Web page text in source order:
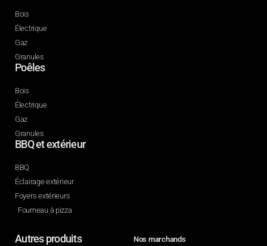
Bois
Électrique
Gaz
Granules
Poêles
Bois
Électrique
Gaz
Granules
BBQ et extérieur
BBQ
Éclairage extérieur
Foyers extérieurs
Fourneau à pizza
Autres produits Nos marchands